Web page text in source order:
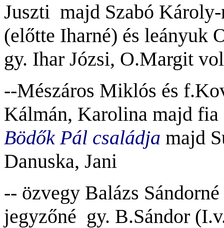
Juszti majd Szabó Károly-
(előtte Iharné) és leányuk
gy. Ihar Józsi, O.Margit
--Mészáros Miklós és
Kálmán, Karolina majd
Bödők Pál családja majd
Danuska, Jani
-- özvegy Balázs
jegyzőné gy. B.Sándor